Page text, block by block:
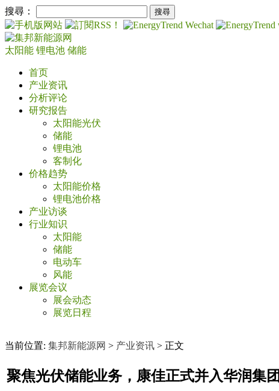
搜尋：
太阳能 锂电池 储能
首页
产业资讯
分析评论
研究报告
太阳能光伏
储能
锂电池
客制化
价格趋势
太阳能价格
锂电池价格
产业访谈
行业知识
太阳能
储能
电动车
风能
展览会议
展会动态
展览日程
当前位置: 集邦新能源网 > 产业资讯 > 正文
聚焦光伏储能业务，康佳正式并入华润集团